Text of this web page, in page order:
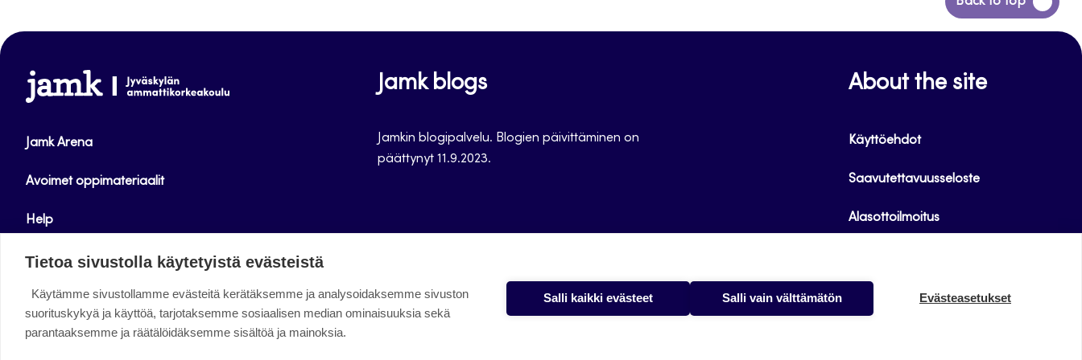
takaisin
www.jamk.fi
Jamk Arena
Avoimet oppimateriaalit
Help
Verkkolehdet
FacebookInstagram
LinkedinTwitterYouTube
Jamk blogs
Jamkin blogipalvelu. Blogien päivittäminen on
päättynyt 11.9.2023.
About the site
Käyttöehdot
Saavutettavuusseloste
Alasottoilmoitus
Tietoa sivustolla käytetyistä evästeistä
Käytämme sivustollamme evästeitä kerätäksemme ja analysoidaksemme sivuston
suorituskykyä ja käyttöä, tarjotaksemme sosiaalisen median ominaisuuksia sekä
parantaaksemme ja räätälöidäksemme sisältöä ja mainoksia.
Salli kaikki evästeet Salli vain välttämätön Evästeasetukset